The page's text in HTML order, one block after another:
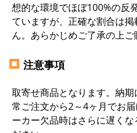
想的な環境でほぼ100%の反
ていますが、正確な割合は
ん。あらかじめご了承の上ご
注意事項
取寄せ商品となります。納
常ご注文から2～4ヶ月でお
ーカー欠品時はさらに遅くな